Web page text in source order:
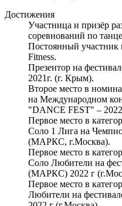
Достижения
Участница и призёр
соревнований по
Постоянный участник
Fitness.
Презентор на
2021г. (г. Крым).
Второе место в
на Международном
"DANCE FEST" –
Первое место в
Соло 1 Лига на
(МАРКС, г.Москва).
Первое место в
Соло Любители на
(МАРКС) 2022 г
Первое место в
Любители на